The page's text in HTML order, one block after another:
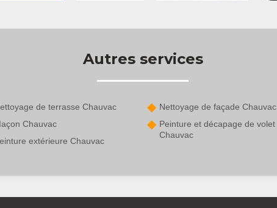
Autres services
de terrasse Chauvac
Chauvac
extérieure Chauvac
Nettoyage de façade Chauvac
Peinture et décapage de volet
Chauvac